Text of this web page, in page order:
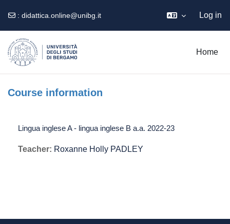
: didattica.online@unibg.it Log in
Home
Course information
Lingua inglese A - lingua inglese B a.a. 2022-23
Teacher: Roxanne Holly PADLEY